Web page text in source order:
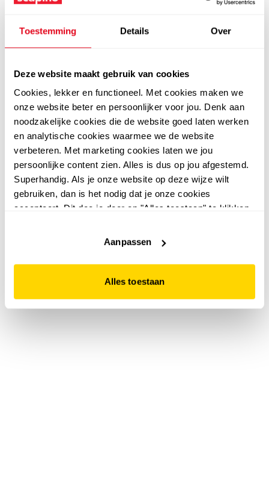
Toestemming Details Over
Deze website maakt gebruik van cookies
Cookies, lekker en functioneel. Met cookies maken we
onze website beter en persoonlijker voor jou. Denk aan
noodzakelijke cookies die de website goed laten werken
en analytische cookies waarmee we de website
verbeteren. Met marketing cookies laten we jou
persoonlijke content zien. Alles is dus op jou afgestemd.
Superhandig. Als je onze website op deze wijze wilt
gebruiken, dan is het nodig dat je onze cookies
accepteert. Dit doe je door op "Alles toestaan" te klikken.
website niet optimaal functioneert.
Aanpassen
Alles toestaan